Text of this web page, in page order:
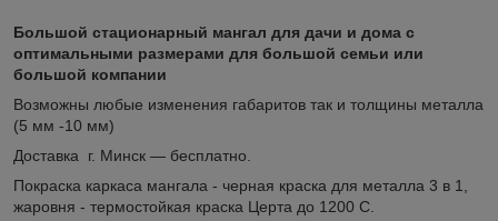
Большой стационарный мангал для дачи и дома с
оптимальными размерами для большой семьи или
большой компании
Возможны любые изменения габаритов так и толщины металла
(5 мм -10 мм)
Доставка г. Минск ― бесплатно.
Покраска каркаса мангала - черная краска для металла 3 в 1,
жаровня - термостойкая краска Церта до 1200 С.